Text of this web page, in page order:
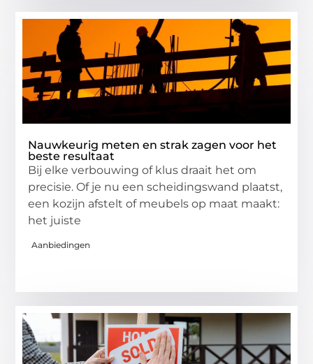
Nauwkeurig meten en strak zagen voor het
beste resultaat
Bij elke verbouwing of klus draait het om
precisie. Of je nu een scheidingswand plaatst,
een kozijn afstelt of meubels op maat maakt:
het juiste
Aanbiedingen